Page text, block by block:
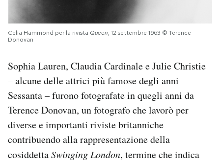
AREA PERSONALE
Area Personale
Notifiche mobile
Regala il Post
Hai bisogno di aiuto?
Esci
Celia Hammond per la rivista Queen, 12 settembre 1963 © Terence
Donovan
Sophia Lauren, Claudia Cardinale e Julie Christie
– alcune delle attrici più famose degli anni
Sessanta – furono fotografate in quegli anni da
Terence Donovan, un fotografo che lavorò per
diverse e importanti riviste britanniche
contribuendo alla rappresentazione della
cosiddettaSwinging London, termine che indica